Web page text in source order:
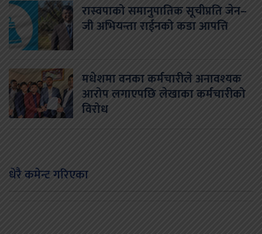
रास्वपाको समानुपातिक सूचीप्रति जेन–
जी अभियन्ता राईनको कडा आपत्ति
मधेशमा वनका कर्मचारीले अनावश्यक
आरोप लगाएपछि लेखाका कर्मचारीको
विरोध
धेरै कमेन्ट गरिएका